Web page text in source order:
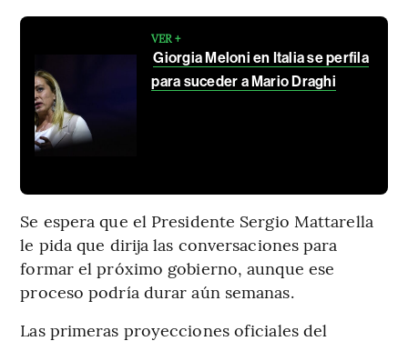
VER +
Giorgia Meloni en Italia se perfila
para suceder a Mario Draghi
Se espera que el Presidente Sergio Mattarella
le pida que dirija las conversaciones para
formar el próximo gobierno, aunque ese
proceso podría durar aún semanas.
Las primeras proyecciones oficiales del